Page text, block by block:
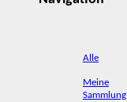
Alle
Meine
Sammlung